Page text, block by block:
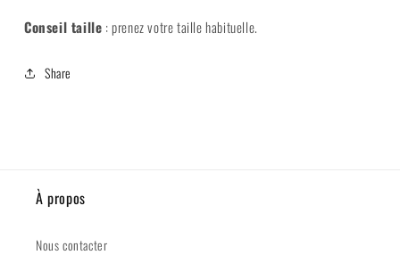
Conseil taille : prenez votre taille habituelle.
Share
À propos
Nous contacter